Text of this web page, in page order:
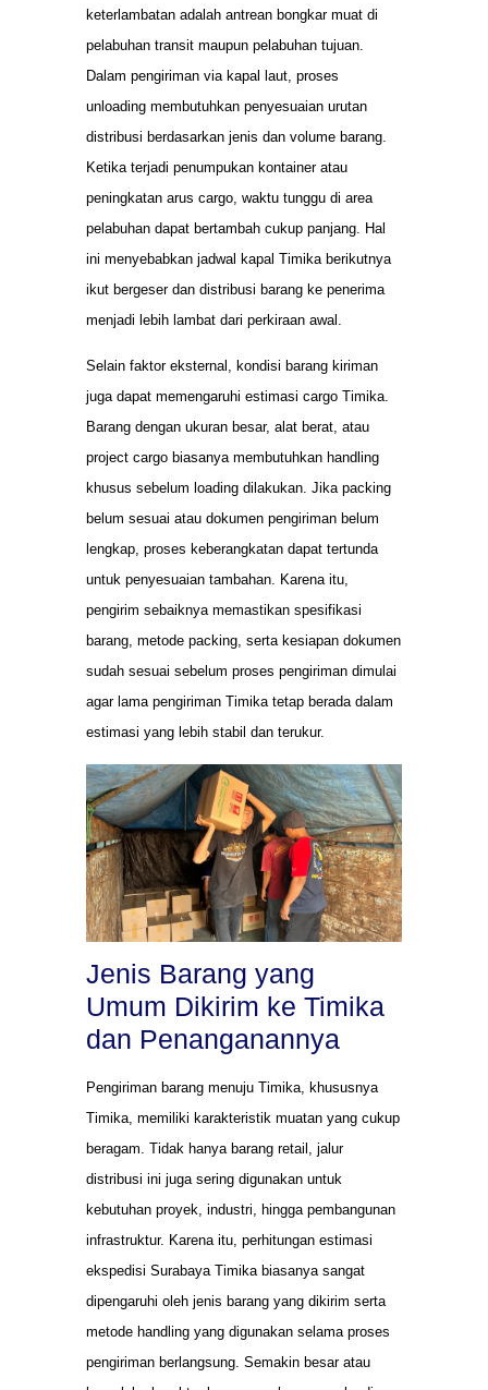
keterlambatan adalah antrean bongkar muat di
pelabuhan transit maupun pelabuhan tujuan.
Dalam pengiriman via kapal laut, proses
unloading membutuhkan penyesuaian urutan
distribusi berdasarkan jenis dan volume barang.
Ketika terjadi penumpukan kontainer atau
peningkatan arus cargo, waktu tunggu di area
pelabuhan dapat bertambah cukup panjang. Hal
ini menyebabkan jadwal kapal Timika berikutnya
ikut bergeser dan distribusi barang ke penerima
menjadi lebih lambat dari perkiraan awal.
Selain faktor eksternal, kondisi barang kiriman
juga dapat memengaruhi estimasi cargo Timika.
Barang dengan ukuran besar, alat berat, atau
project cargo biasanya membutuhkan handling
khusus sebelum loading dilakukan. Jika packing
belum sesuai atau dokumen pengiriman belum
lengkap, proses keberangkatan dapat tertunda
untuk penyesuaian tambahan. Karena itu,
pengirim sebaiknya memastikan spesifikasi
barang, metode packing, serta kesiapan dokumen
sudah sesuai sebelum proses pengiriman dimulai
agar lama pengiriman Timika tetap berada dalam
estimasi yang lebih stabil dan terukur.
Jenis Barang yang
Umum Dikirim ke Timika
dan Penanganannya
Pengiriman barang menuju Timika, khususnya
Timika, memiliki karakteristik muatan yang cukup
beragam. Tidak hanya barang retail, jalur
distribusi ini juga sering digunakan untuk
kebutuhan proyek, industri, hingga pembangunan
infrastruktur. Karena itu, perhitungan estimasi
ekspedisi Surabaya Timika biasanya sangat
dipengaruhi oleh jenis barang yang dikirim serta
metode handling yang digunakan selama proses
pengiriman berlangsung. Semakin besar atau